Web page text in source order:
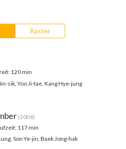
Raster
120 min
sik, Yoo Ji-tae, Kang Hye-jung
(2004)
117 min
Son Ye-jin, Baek Jong-hak